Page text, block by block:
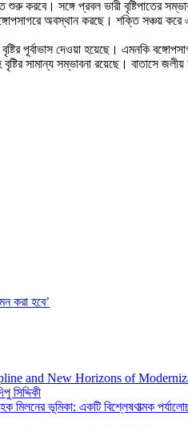
করবে। সঙ্গে প্রবল ভারী বৃষ্টিপাতের
অবস্থান করছে। শক্তি সঞ্চয়
পূর্বাভাস দেওয়া হয়েছে। এমনকি
সামান্য সম্ভাবনা রয়েছে। বাতাসে জলীয়
করা হবে’
and New Horizons of
সিদ্দিকী
মিলনের ভূমিকা: একটি বিশ্লেষণাত্মক